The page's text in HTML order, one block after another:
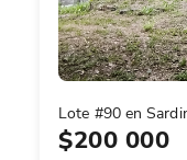
Lote #90 en
$200 000